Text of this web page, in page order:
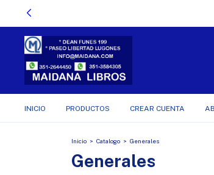
INICIO PRODUCTOS CREAR CUENTA
Inicio > Catalogo > Generales
Generales